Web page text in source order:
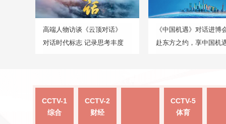
高端人物访谈《云顶对话》
对话时代标志 记录思考丰度
《中国机遇》对话进博
赴东方之约，享中国机
CCTV-1
综合
CCTV-2
财经
CCTV-5
体育